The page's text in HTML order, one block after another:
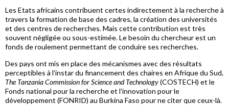
Les Etats africains contribuent certes indirectement à la recherche à
travers la formation de base des cadres, la création des universités
et des centres de recherches. Mais cette contribution est très
souvent négligée ou sous-estimée. Le besoin du chercheur est un
fonds de roulement permettant de conduire ses recherches.
Des pays ont mis en place des mécanismes avec des résultats
perceptibles à l’instar du financement des chaires en Afrique du Sud,
The Tanzania Commission for Science and Technology(COSTECH) et le
Fonds national pour la recherche et l’innovation pour le
développement (FONRID) au Burkina Faso pour ne citer que ceux-là.